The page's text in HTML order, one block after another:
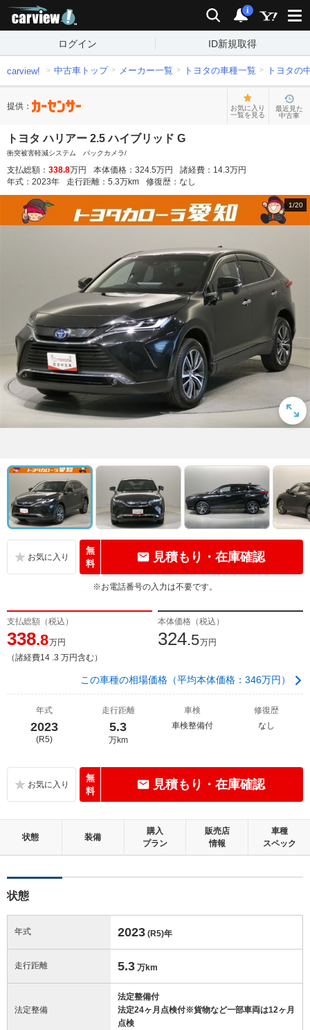
検索 通知
i
ログイン ID新規取得
carview! 中古車トップ メーカー一覧 トヨタの車種一覧 トヨタの
提供：
お気に入り
一覧を見る
最近見た
中古車
トヨタ ハリアー 2.5 ハイブリッド G
衝突被害軽減システム バックカメラ/
支払総額： 338.8万円 本体価格： 324.5万円 諸経費： 14.3万円
年式： 2023年 走行距離： 5.3万km 修復歴： なし
1/20
無
料
見積もり・在庫確認
※お電話番号の入力は不要です。
支払総額（税込）
338.8万円
（諸経費14 .3 万円含む）
本体価格（税込）
324.5万円
この車種の相場価格（平均本体価格：346万円）
年式
2023
(R5)
走行距離
5.3
万km
車検
車検整備付
修復歴
なし
無
料
見積もり・在庫確認
状態 装備
購入
プラン
販売店
情報
車種
スペック
状態
年式 2023 (R5)年
走行距離 5.3 万km
法定整備
法定整備付
法定24ヶ月点検付※貨物など一部車両は12ヶ月
点検